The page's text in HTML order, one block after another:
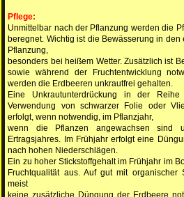
Pflege:
Unmittelbar nach der Pflanzung werden die
beregnet. Wichtig ist die Bewässerung in
Pflanzung,
besonders bei heißem Wetter. Zusätzlich ist
sowie während der Fruchtentwicklung
werden die Erdbeeren unkrautfrei gehalten.
Eine Unkrautunterdrückung in der
Verwendung von schwarzer Folie oder
erfolgt, wenn notwendig, im Pflanzjahr,
wenn die Pflanzen angewachsen
Ertragsjahres. Im Frühjahr erfolgt eine
nach hohen Niederschlägen.
Ein zu hoher Stickstoffgehalt im Frühjahr im
Fruchtqualität aus. Auf gut mit organischer
meist
keine zusätzliche Düngung der Erdbeere